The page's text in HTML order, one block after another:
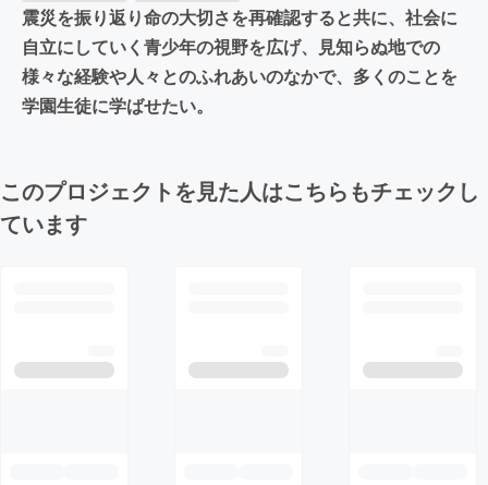
震災を振り返り命の大切さを再確認すると共に、社会に
自立にしていく青少年の視野を広げ、見知らぬ地での
様々な経験や人々とのふれあいのなかで、多くのことを
学園生徒に学ばせたい。
このプロジェクトを見た人はこちらもチェックし
ています